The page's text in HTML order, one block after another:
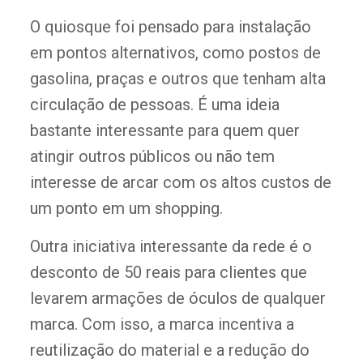
O quiosque foi pensado para instalação
em pontos alternativos, como postos de
gasolina, praças e outros que tenham alta
circulação de pessoas. É uma ideia
bastante interessante para quem quer
atingir outros públicos ou não tem
interesse de arcar com os altos custos de
um ponto em um shopping.
Outra iniciativa interessante da rede é o
desconto de 50 reais para clientes que
levarem armações de óculos de qualquer
marca. Com isso, a marca incentiva a
reutilização do material e a redução do